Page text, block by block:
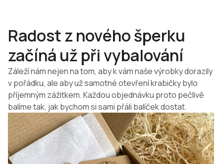
Radost z nového šperku
začíná už při vybalování
Záleží nám nejen na tom, aby k vám naše výrobky dorazily
v pořádku, ale aby už samotné otevření krabičky bylo
příjemným zážitkem. Každou objednávku proto pečlivě
balíme tak, jak bychom si sami přáli balíček dostat.